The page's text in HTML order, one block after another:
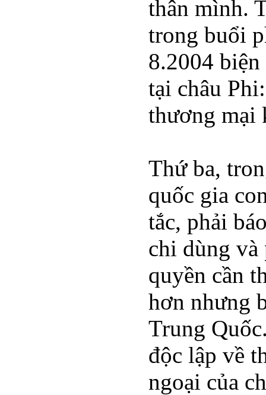
thân mình.
trong buổi
8.2004
tại châu
thương mại
Thứ ba,
quốc gia
tắc, phải
chi dùng và
quyền cần
hơn nhưng
Trung
độc lập về
ngoại của